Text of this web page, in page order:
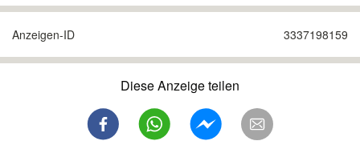
Anzeigen-ID 3337198159
Diese Anzeige teilen